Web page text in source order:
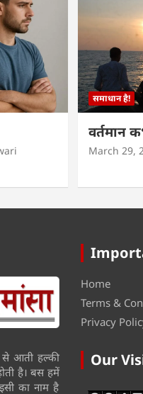
समाधान है!
वर्तमान
March 29,
से आती हल्की
है। बस हमें
का नाम है
Home
Terms &
Privacy
Our